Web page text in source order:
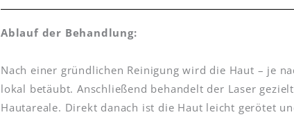
Ablauf der Behandlung:
Nach einer gründlichen Reinigung wird die Haut – je
lokal betäubt. Anschließend behandelt der Laser
Hautareale. Direkt danach ist die Haut leicht gerötet